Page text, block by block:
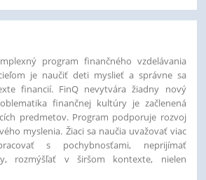
program finančného vzdelávania
je naučiť deti myslieť a správne sa
financií. FinQ nevytvára žiadny nový
finančnej kultúry je začlenená
predmetov. Program podporuje rozvoj
myslenia. Žiaci sa naučia uvažovať viac
s pochybnosťami, neprijímať
rozmýšľať v širšom kontexte, nielen